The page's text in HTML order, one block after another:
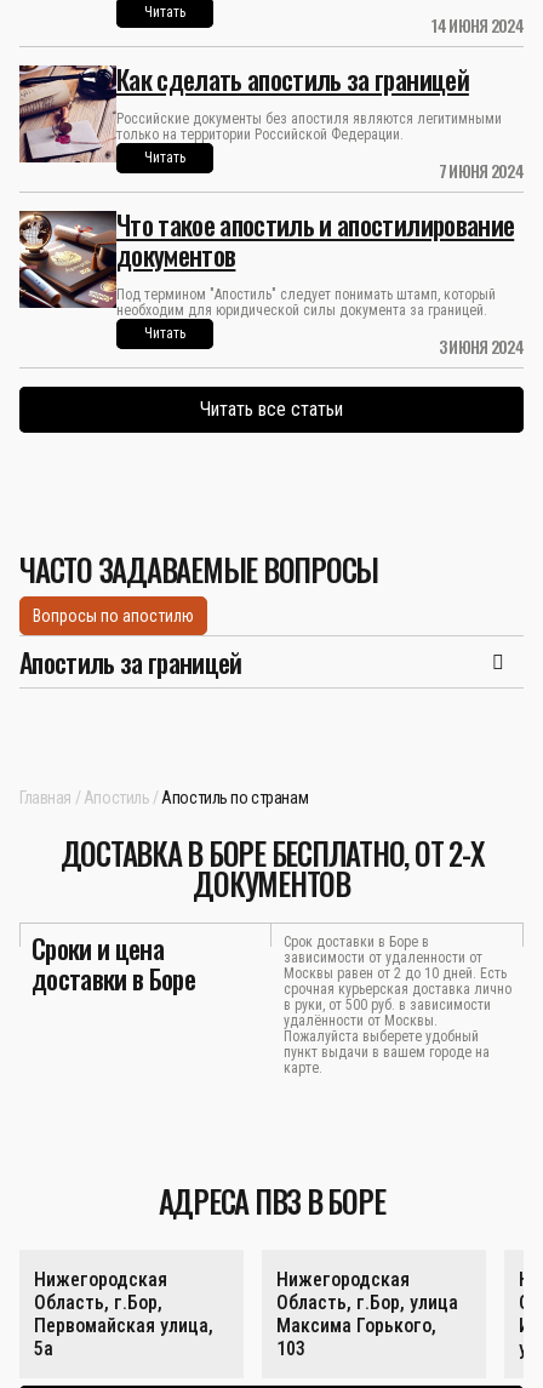
14 ИЮНЯ 2024
Читать
7 ИЮНЯ 2024
Как сделать апостиль за границей
Российские документы без апостиля являются легитимными
только на территории Российской Федерации.
Читать
3 ИЮНЯ 2024
Что такое апостиль и апостилирование
документов
Под термином "Апостиль" следует понимать штамп, который
необходим для юридической силы документа за границей.
Читать
Читать все статьи
ЧАСТО ЗАДАВАЕМЫЕ ВОПРОСЫ
Вопросы по апостилю
Апостиль за границей
Главная Апостиль Апостиль по странам
ДОСТАВКА В БОРЕ БЕСПЛАТНО, ОТ 2-Х
ДОКУМЕНТОВ
Сроки и цена
доставки в Боре
Срок доставки в Боре в
зависимости от удаленности от
Москвы равен от 2 до 10 дней. Есть
срочная курьерская доставка лично
в руки, от 500 руб. в зависимости
удалённости от Москвы.
Пожалуйста выберете удобный
пункт выдачи в вашем городе на
карте.
АДРЕСА ПВЗ В БОРЕ
Нижегородская
Область, г.Бор,
Первомайская улица,
5а
Нижегородская
Область, г.Бор, улица
Максима Горького,
103